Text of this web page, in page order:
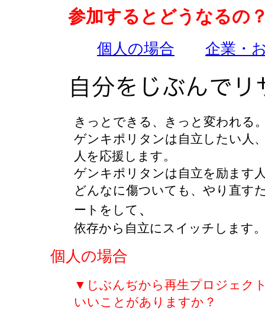
参加するとどうなるの
個人の場合 企業・
きっとできる、きっと変われる
ゲンキポリタンは自立したい人
人を応援します。
ゲンキポリタンは自立を励ます
どんなに傷ついても、やり直す
ートを して 、
依存から自立にスイッチします
個人の場合
▼じぶんぢから再生プロジェク
いいことがありますか？